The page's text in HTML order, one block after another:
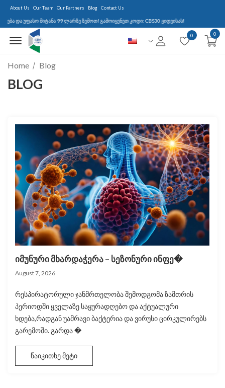
About Us Our Team Our Partners Blog Contact Us
უფასო მიტანა 99 ლარზე ზემოთ! გამოიყენეთ კოდი: CBS30 ყიდვისას!
Menu Open 0 0
Home Blog
BLOG
იმუნური მხარდაჭერა – სეზონური ინფე�
August 7, 2026
რესპირატორული ჯანმრთელობა შემოდგომა ზამთრის
პერიოდში ყველაზე საყურადღებო და აქტუალური
ხდება,რადგან უამრავი ბაქტერია და ვირუსი ცირკულირებს
გარემოში. გარდა �
წაიკითხე მეტი